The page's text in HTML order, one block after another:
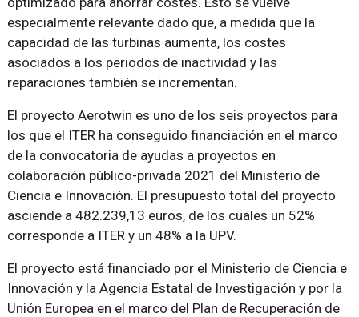
especialmente relevante dado que, a medida que la
capacidad de las turbinas aumenta, los costes
asociados a los periodos de inactividad y las
reparaciones también se incrementan.
El proyecto Aerotwin es uno de los seis proyectos para
los que el ITER ha conseguido financiación en el marco
de la convocatoria de ayudas a proyectos en
colaboración público-privada 2021 del Ministerio de
Ciencia e Innovación. El presupuesto total del proyecto
asciende a 482.239,13 euros, de los cuales un 52%
corresponde a ITER y un 48% a la UPV.
El proyecto está financiado por el Ministerio de Ciencia e
Innovación y la Agencia Estatal de Investigación y por la
Unión Europea en el marco del Plan de Recuperación de